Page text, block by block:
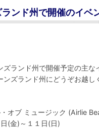
ンド州で開催のイベ
ズランド州で開催予定の主
ンズランド州にどうぞお越し
オブ ミュージック (Airlie
(金)～１１日(日)